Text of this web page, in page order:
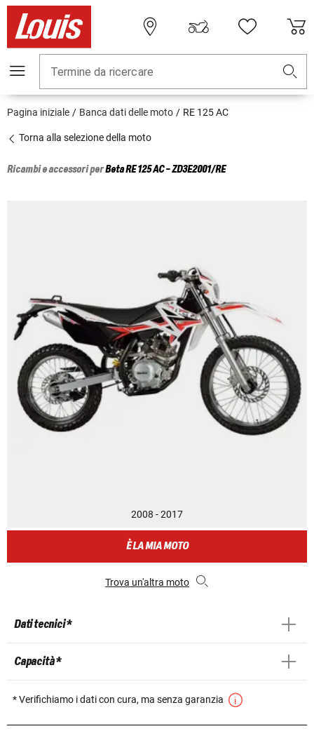
Termine da ricercare
Pagina iniziale Banca dati delle moto RE 125 AC
Torna alla selezione della moto
Ricambi e accessori perBetaRE 125 AC - ZD3E2001/RE
2008 - 2017
È LA MIA MOTO
Trova un'altra moto
Dati tecnici *
Capacità *
* Verifichiamo i dati con cura, ma senza garanzia